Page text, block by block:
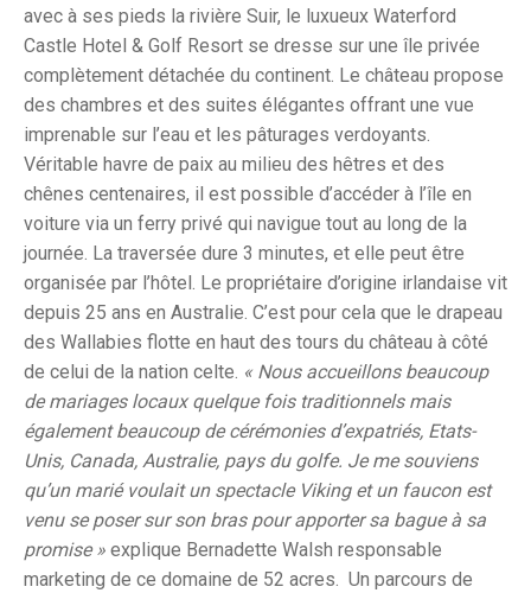
avec à ses pieds la rivière Suir, le luxueux Waterford
Castle Hotel & Golf Resort se dresse sur une île privée
complètement détachée du continent. Le château propose
des chambres et des suites élégantes offrant une vue
imprenable sur l’eau et les pâturages verdoyants.
Véritable havre de paix au milieu des hêtres et des
chênes centenaires, il est possible d’accéder à l’île en
voiture via un ferry privé qui navigue tout au long de la
journée. La traversée dure 3 minutes, et elle peut être
organisée par l’hôtel. Le propriétaire d’origine irlandaise vit
depuis 25 ans en Australie. C’est pour cela que le drapeau
des Wallabies flotte en haut des tours du château à côté
de celui de la nation celte. « Nous accueillons beaucoup
de mariages locaux quelque fois traditionnels mais
également beaucoup de cérémonies d’expatriés, Etats-
Unis, Canada, Australie, pays du golfe. Je me souviens
qu’un marié voulait un spectacle Viking et un faucon est
venu se poser sur son bras pour apporter sa bague à sa
promise » explique Bernadette Walsh responsable
marketing de ce domaine de 52 acres. Un parcours de